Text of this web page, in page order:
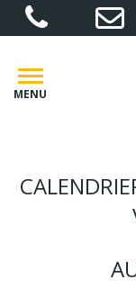
Gestion des traceurs
MENU